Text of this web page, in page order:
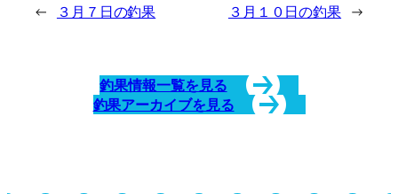
← ３月７日の釣果 ３月１０日の釣果 →
釣果情報一覧を見る
釣果アーカイブを見る